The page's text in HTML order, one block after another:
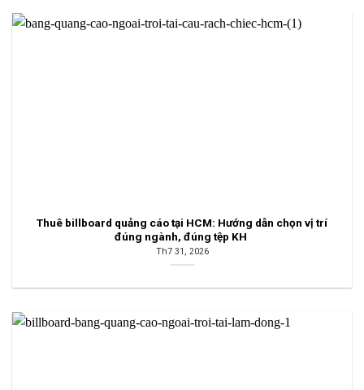
Thuê billboard quảng cáo tại HCM: Hướng dẫn chọn vị trí
đúng ngành, đúng tệp KH
Th7 31, 2026